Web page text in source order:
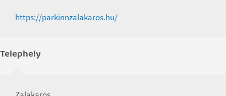
https://parkinnzalakaros.hu/
Telephely